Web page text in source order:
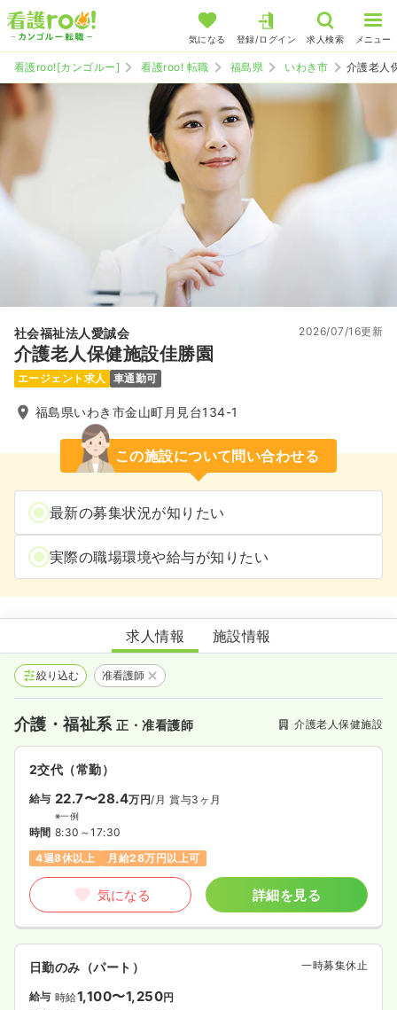
気になる 登録/ログイン 求人検索 メニュー
看護roo![カンゴルー] 看護roo! 転職 福島県 いわき市 介護老人
社会福祉法人愛誠会
介護老人保健施設佳勝園
2026/07/16更新
エージェント求人 車通勤可
福島県いわき市金山町月見台134-1
この施設について問い合わせる
最新の募集状況が知りたい
実際の職場環境や給与が知りたい
介護老人保健施設佳勝園
求人情報 施設情報
絞り込む 准看護師
介護・福祉系正・准看護師 介護老人保健施設
2交代（常勤）
給与 22.7〜28.4万円/月 賞与3ヶ月
※一例
時間 8:30～17:30
4週8休以上
月給28万円以上可
気になる 詳細を見る
日勤のみ（パート） 一時募集休止
給与 時給1,100〜1,250円